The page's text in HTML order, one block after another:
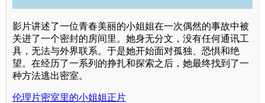
影片讲述了一位青春美丽的小姐姐在一次偶然的事故中被
关进了一个密封的房间里。她身无分文，没有任何通讯工
具，无法与外界联系。于是她开始面对孤独、恐惧和绝
望。在经历了一系列的挣扎和探索之后，她最终找到了一
种方法逃出密室。
伦理片密室里的小姐姐正片